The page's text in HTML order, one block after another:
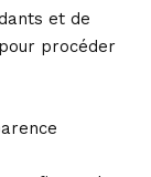
et de
procéder